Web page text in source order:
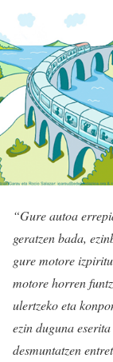
“Gure autoa
geratzen bada,
gure motore
motore horren
ulertzeko eta
ezin duguna
desmuntatzen